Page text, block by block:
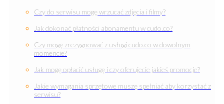
Czy do serwisu mogę wrzucać zdjęcia i filmy?
Jak dokonać płatności abonamentu w cudo.co?
Czy mogę zrezygnować z usługi cudo.co w dowolnym
momencie?
Jak mogę opłacić usługę i czy oferujecie jakieś promocje?
Jakie wymagania sprzętowe muszę spełniać aby korzystać z
serwisu?